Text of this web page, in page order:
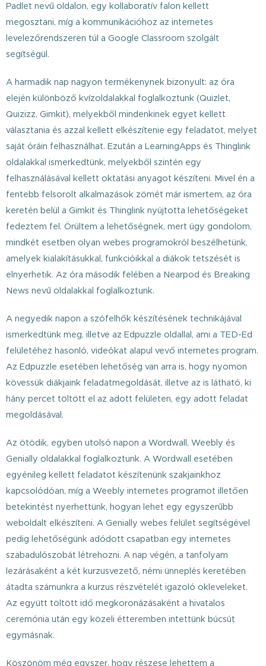
Padlet nevű oldalon, egy kollaboratív falon kellett
megosztani, míg a kommunikációhoz az internetes
levelezőrendszeren túl a Google Classroom szolgált
segítségül.
A harmadik nap nagyon termékenynek bizonyult: az óra
elején különböző kvízoldalakkal foglalkoztunk (Quizlet,
Quizizz, Gimkit), melyekből mindenkinek egyet kellett
választania és azzal kellett elkészítenie egy feladatot, melyet
saját óráin felhasználhat. Ezután a LearningApps és Thinglink
oldalakkal ismerkedtünk, melyekből szintén egy
felhasználásával kellett oktatási anyagot készíteni. Mivel én a
fentebb felsorolt alkalmazások zömét már ismertem, az óra
keretén belül a Gimkit és Thinglink nyújtotta lehetőségeket
fedeztem fel. Örültem a lehetőségnek, mert úgy gondolom,
mindkét esetben olyan webes programokról beszélhetünk,
amelyek kialakításukkal, funkcióikkal a diákok tetszését is
elnyerhetik. Az óra második felében a Nearpod és Breaking
News nevű oldalakkal foglalkoztunk.
A negyedik napon a szófelhők készítésének technikájával
ismerkedtünk meg, illetve az Edpuzzle oldallal, ami a TED-Ed
felületéhez hasonló, videókat alapul vevő internetes program.
Az Edpuzzle esetében lehetőség van arra is, hogy nyomon
kövessük diákjaink feladatmegoldását, illetve az is látható, ki
hány percet töltött el az adott felületen, egy adott feladat
megoldásával.
Az ötödik, egyben utolsó napon a Wordwall, Weebly és
Genially oldalakkal foglalkoztunk. A Wordwall esetében
egyénileg kellett feladatot készítenünk szakjainkhoz
kapcsolódóan, míg a Weebly internetes programot illetően
betekintést nyerhettünk, hogyan lehet egy egyszerűbb
weboldalt elkészíteni. A Genially webes felület segítségével
pedig lehetőségünk adódott csapatban egy internetes
szabadulószobát létrehozni. A nap végén, a tanfolyam
lezárásaként a két kurzusvezető, némi ünneplés keretében
átadta számunkra a kurzus részvételét igazoló okleveleket.
Az együtt töltött idő megkoronázásaként a hivatalos
ceremónia után egy közeli étteremben intettünk búcsút
egymásnak.
Köszönöm még egyszer, hogy részese lehettem a